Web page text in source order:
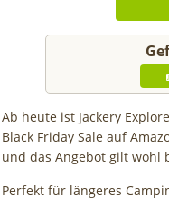
Ab heute ist Jackery
Black Friday Sale auf
und das Angebot gilt wohl
Perfekt für längeres
[Eff. GRATIS!]
Galaxy S26
50GB 5G Otelo
für 19,99€ +